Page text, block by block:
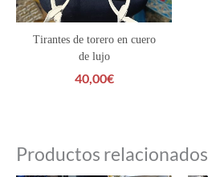
Tirantes de torero en cuero
de lujo
40,00€
Productos relacionados